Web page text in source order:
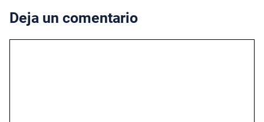
Deja un comentario